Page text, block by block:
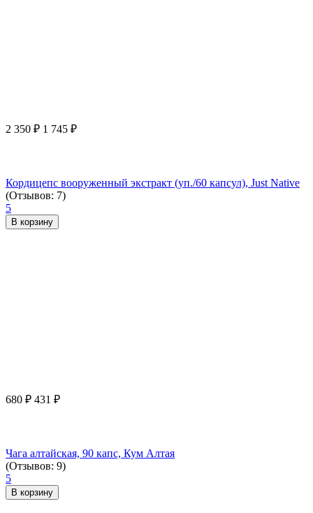
2 350 ₽ 1 745 ₽
Кордицепс вооруженный экстракт (уп./60 капсул), Just Native
(Отзывов: 7)
5
В корзину
680 ₽ 431 ₽
Чага алтайская, 90 капс, Кум Алтая
(Отзывов: 9)
5
В корзину